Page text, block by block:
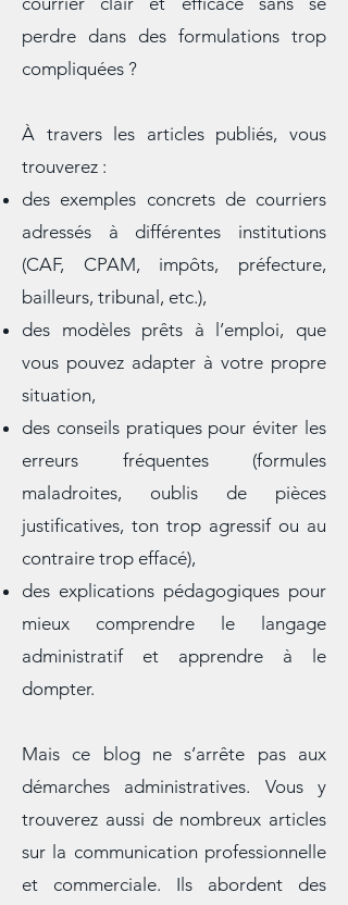
courrier clair et efficace sans se
perdre dans des formulations trop
trouverez :
adressés à différentes institutions
(CAF, CPAM, impôts, préfecture,
bailleurs, tribunal, etc.),
des modèles prêts à l’emploi, que
vous pouvez adapter à votre propre
des conseils pratiques pour éviter les
erreurs fréquentes (formules
maladroites, oublis de pièces
justificatives, ton trop agressif ou au
contraire trop effacé),
des explications pédagogiques pour
mieux comprendre le langage
administratif et apprendre à le
Mais ce blog ne s’arrête pas aux
trouverez aussi de nombreux articles